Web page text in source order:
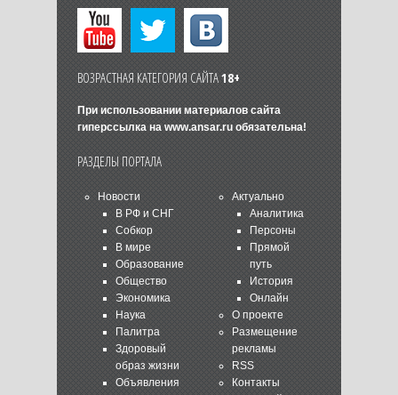
ВОЗРАСТНАЯ КАТЕГОРИЯ САЙТА18+
При использовании материалов сайта
гиперссылка на www.ansar.ruобязательна!
РАЗДЕЛЫ ПОРТАЛА
Новости
В РФ и СНГ
Собкор
В мире
Образование
Общество
Экономика
Наука
Палитра
Здоровый
образ жизни
Объявления
Актуально
Аналитика
Персоны
Прямой
путь
История
Онлайн
О проекте
Размещение
рекламы
RSS
Контакты